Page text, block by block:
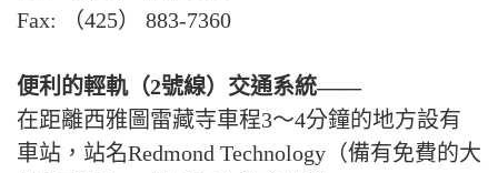
Fax: （425） 883-7360
便利的輕軌（2號線）交通系統——
在距離西雅圖雷藏寺車程3～4分鐘的地方設有
車站，站名Redmond Technology（備有免費的大